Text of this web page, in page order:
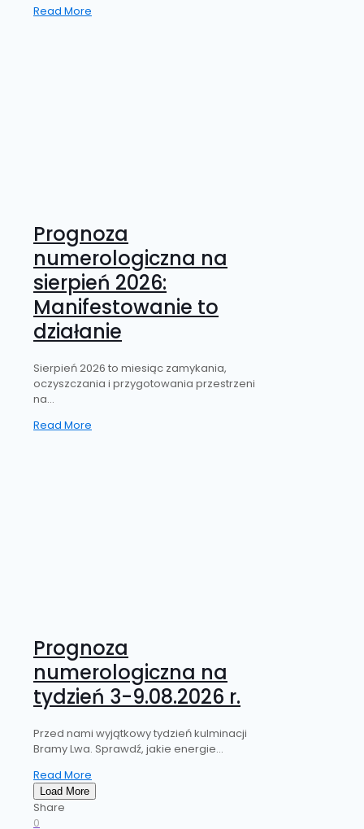
Read More
Prognoza
numerologiczna na
sierpień 2026:
Manifestowanie to
działanie
Sierpień 2026 to miesiąc zamykania,
oczyszczania i przygotowania przestrzeni
na...
Read More
Prognoza
numerologiczna na
tydzień 3-9.08.2026 r.
Przed nami wyjątkowy tydzień kulminacji
Bramy Lwa. Sprawdź, jakie energie...
Read More
Load More
Share
0